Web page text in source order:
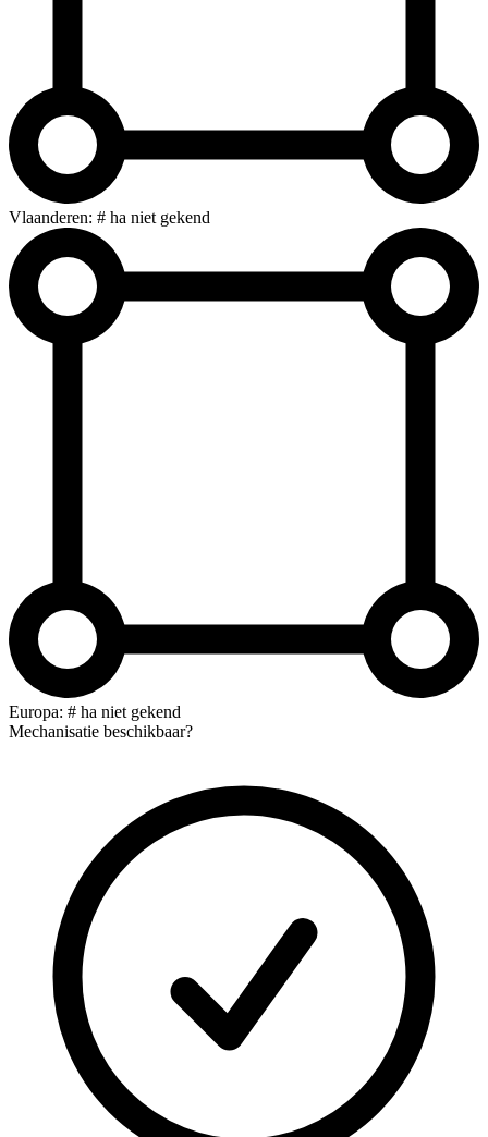
Vlaanderen: # ha niet gekend
Europa: # ha niet gekend
Mechanisatie beschikbaar?